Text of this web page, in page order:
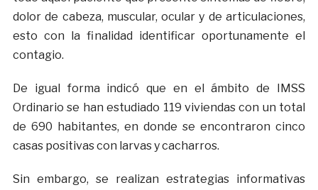
dolor de cabeza, muscular, ocular y de articulaciones,
esto con la finalidad identificar oportunamente el
contagio.
De igual forma indicó que en el ámbito de IMSS
Ordinario se han estudiado 119 viviendas con un total
de 690 habitantes, en donde se encontraron cinco
casas positivas con larvas y cacharros.
Sin embargo, se realizan estrategias informativas